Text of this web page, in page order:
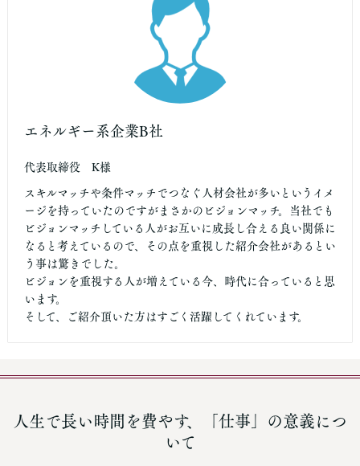
エネルギー系企業B社
代表取締役 K様
スキルマッチや条件マッチでつなぐ人材会社が多いというイメ
ージを持っていたのですがまさかのビジョンマッチ。当社でも
ビジョンマッチしている人がお互いに成長し合える良い関係に
なると考えているので、その点を重視した紹介会社があるとい
う事は驚きでした。
ビジョンを重視する人が増えている今、時代に合っていると思
います。
そして、ご紹介頂いた方はすごく活躍してくれています。
人生で長い時間を費やす、「仕事」の意義につ
いて